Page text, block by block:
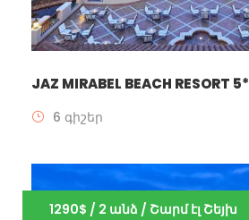
JAZ MIRABEL BEACH RESORT 5*
6 գիշեր
1290$ / 2 անձ / Շարմ էլ Շեյխ